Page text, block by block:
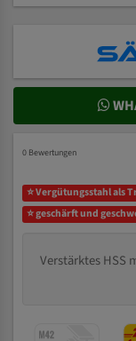
0 Bewertungen
⭐ Vergütungsstahl als
⭐ geschärft und
Verstärktes HSS